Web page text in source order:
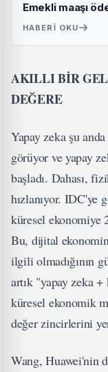
Emekli maaşı
HABERI OKU
AKILLI BİR
DEĞERE
Yapay zeka şu
görüyor ve yapay
başladı. Dahası,
hızlanıyor. IDC'ye
küresel ekonomiye
Bu, dijital
ilgili olmadığının
artık "yapay zeka
küresel ekonomik
değer zincirlerini
Wang, Huawei'nin